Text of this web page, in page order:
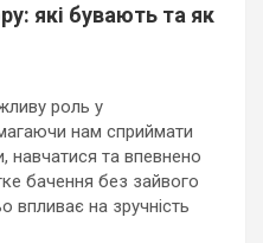
які бувають та як
роль у
нам сприймати
навчатися та впевнено
бачення без зайвого
на зручність